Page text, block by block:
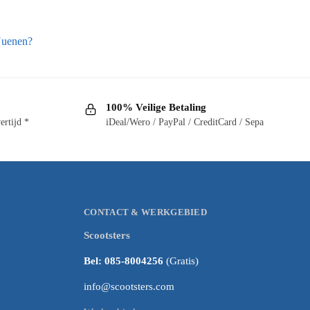
*
100% Veilige Betaling
iDeal/Wero / PayPal / CreditCard / Sepa
CONTACT & WERKGEBIED
Scootsters
Bel: 085-8004256(Gratis)
info@scootsters.com